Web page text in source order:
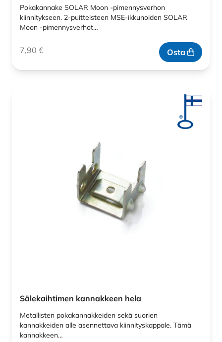
Pokakannake SOLAR Moon -pimennysverhon
kiinnitykseen. 2-puitteisteen MSE-ikkunoiden SOLAR
Moon -pimennysverhot…
7,90 € Osta
Sälekaihtimen kannakkeen hela
Metallisten pokakannakkeiden sekä suorien
kannakkeiden alle asennettava kiinnityskappale. Tämä
kannakkeen…